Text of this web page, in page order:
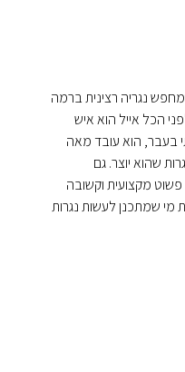
נגריה רצינית ברמה
הכל אייל הוא איש
בעבר, הוא עובד מאה
שהוא יוצר. גם
מקצועית וקשובה
מי שמתכנן לעשות נגרות